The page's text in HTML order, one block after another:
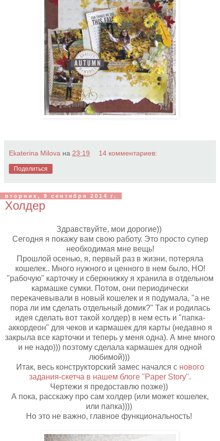
Ekaterina Milova на 23:19 14 комментариев:
Поделиться
вторник, 9 сентября 2014 г.
Холдер
Здравствуйте, мои дорогие))
Сегодня я покажу вам свою работу. Это просто супер
необходимая мне вещь!
Прошлой осенью, я, первый раз в жизни, потеряла
кошелек.. Много нужного и ценного в нем было, НО!
"рабочую" карточку и сберкнижку я хранила в отдельном
кармашке сумки. Потом, они периодически
перекачевывали в новый кошелек и я подумала, "а не
пора ли им сделать отдельный домик?" Так и родилась
идея сделать вот такой холдер) в нем есть и "папка-
аккордеон" для чеков и кармашек для карты (недавно я
закрыла все карточки и теперь у меня одна). А мне много
и не надо))) поэтому сделала кармашек для одной
любимой)))
Итак, весь конструкторский замес начался с нового
задания-скетча в нашем блоге "Paper Story".
Чертежи я предоставлю позже))
А пока, расскажу про сам холдер (или может кошелек,
или папка))))
Но это не важно, главное функциональность!